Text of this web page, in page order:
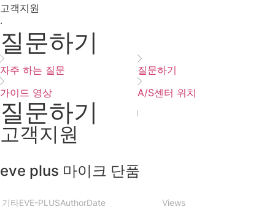
고객지원
·
질문하기
자주 하는 질문
질문하기
가이드 영상
A/S센터 위치
질문하기
고객지원
eve plus 마이크 단품
기타EVE-PLUSAuthorDate
Views